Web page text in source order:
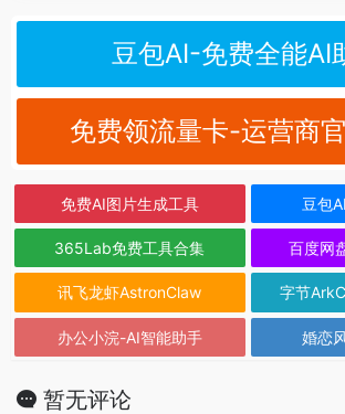
豆包AI-免费全能AI
免费领流量卡-运营商
免费AI图片生成工具 豆包
365Lab免费工具合集 百度网
讯飞龙虾AstronClaw 字节
办公小浣-AI智能助手 婚恋
暂无评论